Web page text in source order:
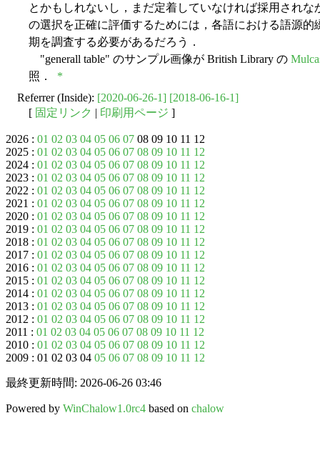
とかもしれないし，まだ定着していなければ採用されな
の選択を正確に評価するためには，各語における語源
期を調査する必要があるだろう．
"generall table" のサンプル画像が British Library の
照． *
Referrer (Inside): [2020-06-26-1] [2018-06-16-1]
[ 固定リンク | 印刷用ページ ]
2026 : 01 02 03 04 05 06 07 08 09 10 11 12
2025 : 01 02 03 04 05 06 07 08 09 10 11 12
2024 : 01 02 03 04 05 06 07 08 09 10 11 12
2023 : 01 02 03 04 05 06 07 08 09 10 11 12
2022 : 01 02 03 04 05 06 07 08 09 10 11 12
2021 : 01 02 03 04 05 06 07 08 09 10 11 12
2020 : 01 02 03 04 05 06 07 08 09 10 11 12
2019 : 01 02 03 04 05 06 07 08 09 10 11 12
2018 : 01 02 03 04 05 06 07 08 09 10 11 12
2017 : 01 02 03 04 05 06 07 08 09 10 11 12
2016 : 01 02 03 04 05 06 07 08 09 10 11 12
2015 : 01 02 03 04 05 06 07 08 09 10 11 12
2014 : 01 02 03 04 05 06 07 08 09 10 11 12
2013 : 01 02 03 04 05 06 07 08 09 10 11 12
2012 : 01 02 03 04 05 06 07 08 09 10 11 12
2011 : 01 02 03 04 05 06 07 08 09 10 11 12
2010 : 01 02 03 04 05 06 07 08 09 10 11 12
2009 : 01 02 03 04 05 06 07 08 09 10 11 12
最終更新時間: 2026-06-26 03:46
Powered by WinChalow1.0rc4 based on chalow